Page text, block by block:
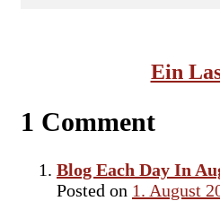
Ein
1 Comment
Blog Each Day In
Posted on 1. August